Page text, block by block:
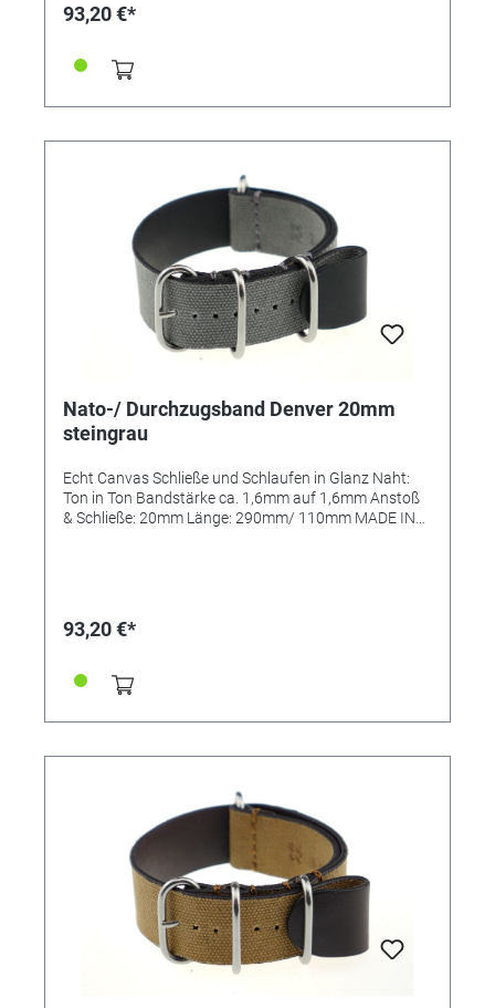
93,20 €*
Nato-/ Durchzugsband Denver 20mm
steingrau
Echt Canvas Schließe und Schlaufen in Glanz Naht:
Ton in Ton Bandstärke ca. 1,6mm auf 1,6mm Anstoß
& Schließe: 20mm Länge: 290mm/ 110mm MADE IN
93,20 €*